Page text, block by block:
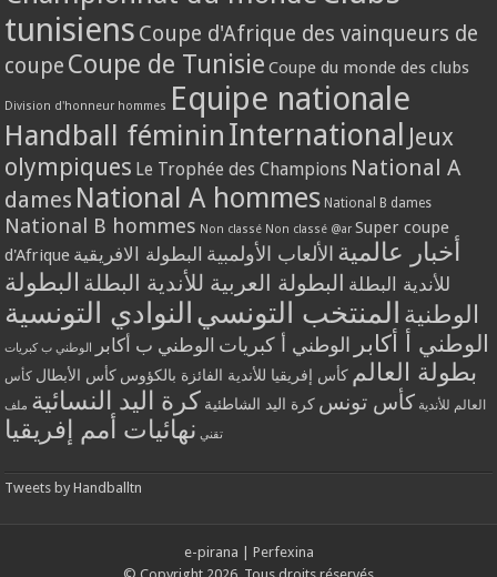
tunisiens Coupe d'Afrique des vainqueurs de
coupe Coupe de Tunisie Coupe du monde des clubs
Division d'honneur hommes Equipe nationale
Handball féminin International
Jeux
olympiques Le Trophée des Champions National A
dames National A hommes National B dames
National B hommes Non classé Non classé @ar Super coupe
d'Afrique
أخبار عالمية الألعاب الأولمبية البطولة الافريقية
للأندية البطلة البطولة العربية للأندية البطلة البطولة
الوطنية المنتخب التونسي النوادي التونسية
الوطني أ أكابر الوطني أ كبريات الوطني ب أكابر الوطني ب كبريات
بطولة العالم كأس إفريقيا للأندية الفائزة بالكؤوس كأس الأبطال كأس
العالم للأندية كأس تونس كرة اليد الشاطئية كرة اليد النسائية ملف
تقني نهائيات أمم إفريقيا
Tweets by Handballtn
e-pirana
Perfexina